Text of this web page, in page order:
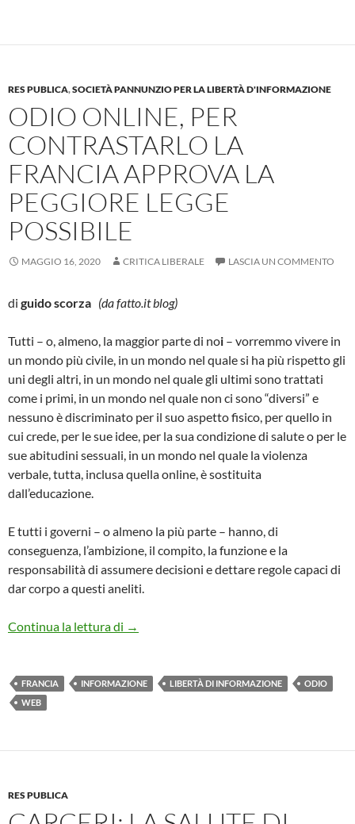
RES PUBLICA,SOCIETÀ PANNUNZIO PER LA LIBERTÀ D'INFORMAZIONE
ODIO ONLINE, PER
CONTRASTARLO LA
FRANCIA APPROVA LA
PEGGIORE LEGGE
POSSIBILE
MAGGIO 16, 2020 CRITICA LIBERALE LASCIA UN COMMENTO
di guido scorza (da fatto.it blog)
Tutti – o, almeno, la maggior parte di noi – vorremmo vivere in
un mondo più civile, in un mondo nel quale si ha più rispetto gli
uni degli altri, in un mondo nel quale gli ultimi sono trattati
come i primi, in un mondo nel quale non ci sono “diversi” e
nessuno è discriminato per il suo aspetto fisico, per quello in
cui crede, per le sue idee, per la sua condizione di salute o per le
sue abitudini sessuali, in un mondo nel quale la violenza
verbale, tutta, inclusa quella online, è sostituita
dall’educazione.
E tutti i governi – o almeno la più parte – hanno, di
conseguenza, l’ambizione, il compito, la funzione e la
responsabilità di assumere decisioni e dettare regole capaci di
dar corpo a questi aneliti.
Continua la lettura di Odio online, per contrastarlo la Francia
→
FRANCIA INFORMAZIONE LIBERTÀ DI INFORMAZIONE
ODIO
WEB
RES PUBLICA